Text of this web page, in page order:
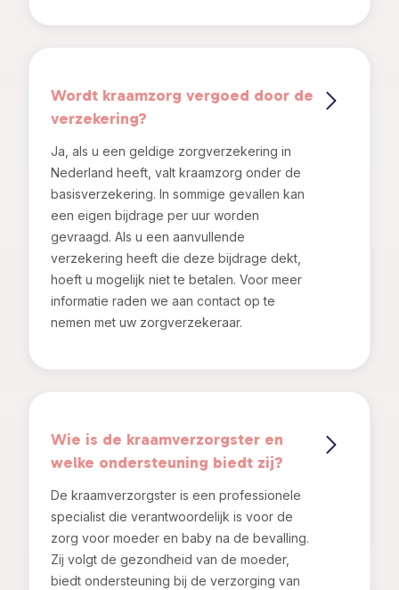
Wordt kraamzorg vergoed door de
verzekering?
Ja, als u een geldige zorgverzekering in
Nederland heeft, valt kraamzorg onder de
basisverzekering. In sommige gevallen kan
een eigen bijdrage per uur worden
gevraagd. Als u een aanvullende
verzekering heeft die deze bijdrage dekt,
hoeft u mogelijk niet te betalen. Voor meer
informatie raden we aan contact op te
nemen met uw zorgverzekeraar.
Wie is de kraamverzorgster en
welke ondersteuning biedt zij?
De kraamverzorgster is een professionele
specialist die verantwoordelijk is voor de
zorg voor moeder en baby na de bevalling.
Zij volgt de gezondheid van de moeder,
biedt ondersteuning bij de verzorging van